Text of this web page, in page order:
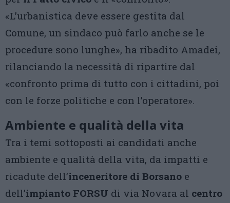
«L’urbanistica deve essere gestita dal
Comune, un sindaco può farlo anche se le
procedure sono lunghe», ha ribadito Amadei,
rilanciando la necessità di ripartire dal
«confronto prima di tutto con i cittadini, poi
con le forze politiche e con l’operatore».
Ambiente e qualità della vita
Tra i temi sottoposti ai candidati anche
ambiente e qualità della vita, da impatti e
ricadute dell’inceneritore di Borsano e
dell’impianto FORSU di via Novara al centro